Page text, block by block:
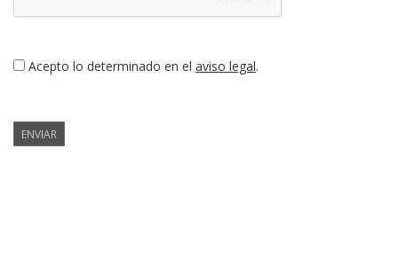
Acepto lo determinado en el aviso legal.
ENVIAR